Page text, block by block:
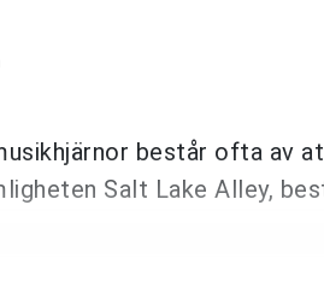
består ofta av
Salt Lake Alley,